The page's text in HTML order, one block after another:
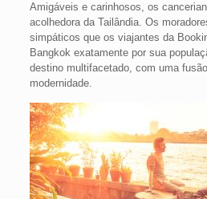
Amigáveis e carinhosos, os
acolhedora da Tailândia. Os
simpáticos que os viajantes da
Bangkok exatamente por sua
destino multifacetado, com uma
modernidade.